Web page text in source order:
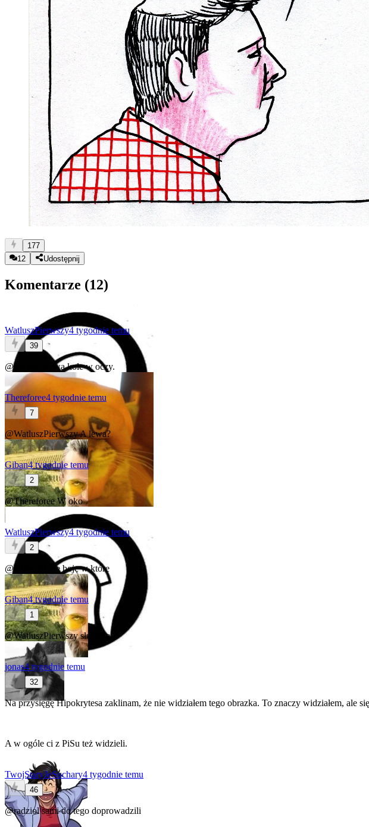
177
12
Udostępnij
Komentarze (12)
WatluszPierwszy4 tygodnie temu
39
@radziol prawa kole w oczy.
Thereforee4 tygodnie temu
7
@WatluszPierwszyA lewa?
Giban4 tygodnie temu
2
@ThereforeeW oko
WatluszPierwszy4 tygodnie temu
2
@Giban aż się boję w które
Giban4 tygodnie temu
1
@WatluszPierwszysłusznie
jonas4 tygodnie temu
32
Na przysięgę Hipokrytesa zaklinam, że nie widziałem tego obrazka. To znaczy widziałem, ale
A w ogóle ci z PiSu też widzieli.
TwojStaryJeSuchary4 tygodnie temu
46
@radziolsami do tego doprowadzili